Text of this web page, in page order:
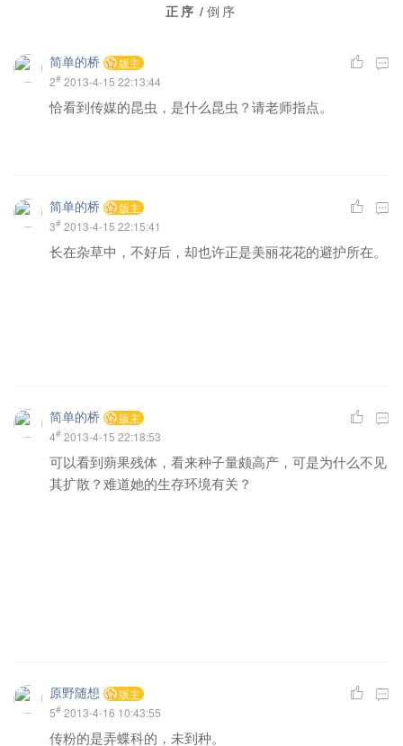
正序 / 倒序
简单的桥
版主
2# 2013-4-15 22:13:44
恰看到传媒的昆虫，是什么昆虫？请老师指点。
简单的桥
版主
3# 2013-4-15 22:15:41
长在杂草中，不好后，却也许正是美丽花花的避护所在。
简单的桥
版主
4# 2013-4-15 22:18:53
可以看到蒴果残体，看来种子量颇高产，可是为什么不见
其扩散？难道她的生存环境有关？
原野随想
版主
5# 2013-4-16 10:43:55
传粉的是弄蝶科的，未到种。